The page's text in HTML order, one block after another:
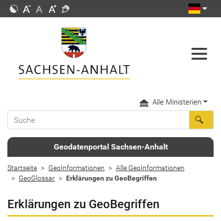
Alle Ministerien
Geodatenportal Sachsen-Anhalt
Startseite GeoInformationen
Alle GeoInformationen
GeoGlossar
Erklärungen zu GeoBegriffen
Erklärungen zu GeoBegriffen